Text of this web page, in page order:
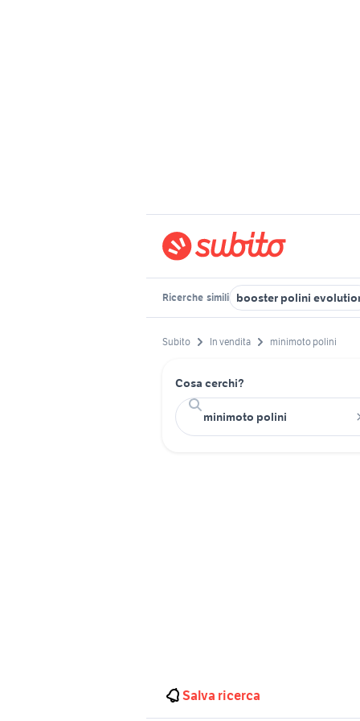
Ricerche simili booster polini
Subito In vendita minimoto polini
Cosa cerchi?
Salva ricerca